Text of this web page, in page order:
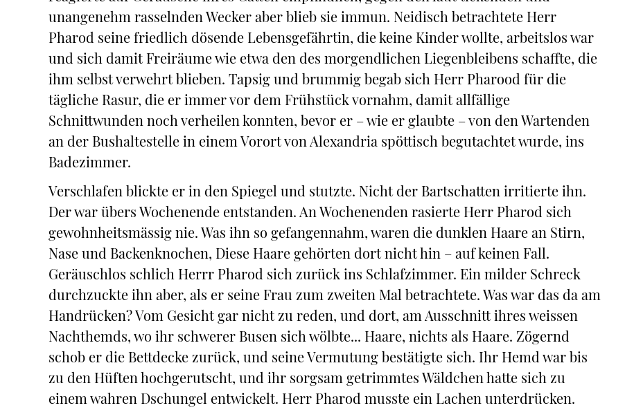
unangenehm rasselnden Wecker aber blieb sie immun. Neidisch betrachtete Herr
Pharod seine friedlich dösende Lebensgefährtin, die keine Kinder wollte, arbeitslos war
und sich damit Freiräume wie etwa den des morgendlichen Liegenbleibens schaffte, die
ihm selbst verwehrt blieben. Tapsig und brummig begab sich Herr Pharood für die
tägliche Rasur, die er immer vor dem Frühstück vornahm, damit allfällige
Schnittwunden noch verheilen konnten, bevor er – wie er glaubte – von den Wartenden
an der Bushaltestelle in einem Vorort von Alexandria spöttisch begutachtet wurde, ins
Badezimmer.
Verschlafen blickte er in den Spiegel und stutzte. Nicht der Bartschatten irritierte ihn.
Der war übers Wochenende entstanden. An Wochenenden rasierte Herr Pharod sich
gewohnheitsmässig nie. Was ihn so gefangennahm, waren die dunklen Haare an Stirn,
Nase und Backenknochen, Diese Haare gehörten dort nicht hin – auf keinen Fall.
Geräuschlos schlich Herrr Pharod sich zurück ins Schlafzimmer. Ein milder Schreck
durchzuckte ihn aber, als er seine Frau zum zweiten Mal betrachtete. Was war das da am
Handrücken? Vom Gesicht gar nicht zu reden, und dort, am Ausschnitt ihres weissen
Nachthemds, wo ihr schwerer Busen sich wölbte... Haare, nichts als Haare. Zögernd
schob er die Bettdecke zurück, und seine Vermutung bestätigte sich. Ihr Hemd war bis
zu den Hüften hochgerutscht, und ihr sorgsam getrimmtes Wäldchen hatte sich zu
einem wahren Dschungel entwickelt. Herr Pharod musste ein Lachen unterdrücken.